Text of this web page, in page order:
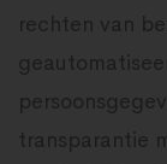
rechten van
transparantie